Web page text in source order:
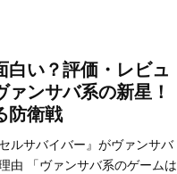
白い？評価・レビュ
ンサバ系の新星！
防衛戦
ルサバイバー』がヴァンサバ
由 「ヴァンサバ系のゲームは